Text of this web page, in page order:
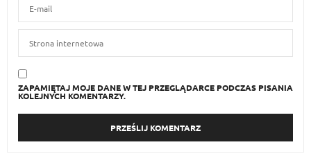
ZAPAMIĘTAJ MOJE DANE W TEJ PRZEGLĄDARCE PODCZAS PISANIA
KOLEJNYCH KOMENTARZY.